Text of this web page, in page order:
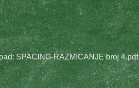
SPACING-RAZMICANJE broj 4.pdf